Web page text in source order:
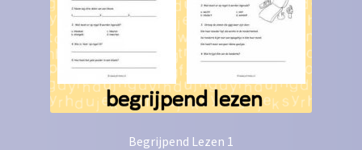
Begrijpend Lezen 1